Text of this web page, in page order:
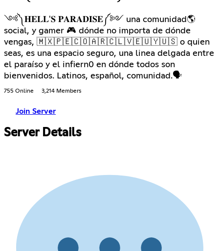
༺༽𝐇𝐄𝐋𝐋'𝐒 𝐏𝐀𝐑𝐀𝐃𝐈𝐒𝐄༼༻ una comunidad🌎
social, y gamer 🎮 dónde no importa de dónde
vengas, 🇲🇽🇵🇪🇨🇴🇦🇷🇨🇱🇻🇪🇺🇾🇺🇸 o quien
seas, es una espacio seguro, una linea delgada entre
el paraíso y el infiern0 en dónde todos son
bienvenidos. Latinos, español, comunidad.🗣
755 Online 3,214 Members
Join Server
Server Details